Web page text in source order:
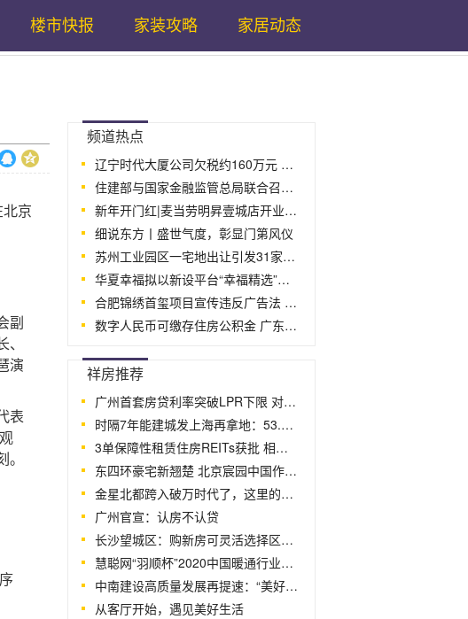
楼市快报 家装攻略 家居动态
京
副
演
表
频道热点
辽宁时代大厦公司欠税约160万元 为ST时
住建部与国家金融监管总局联合召开保交
新年开门红|麦当劳明昇壹城店开业啦！
细说东方丨盛世气度，彰显门第风仪
苏州工业园区一宅地出让引发31家房企争
华夏幸福拟以新设平台“幸福精选”股权
合肥锦绣首玺项目宣传违反广告法 开发
数字人民币可缴存住房公积金 广东首笔
祥房推荐
广州首套房贷利率突破LPR下限 对楼市影
时隔7年能建城发上海再拿地：53.57亿元竞
3单保障性租赁住房REITs获批 相较已上
东四环豪宅新翘楚 北京宸园中国作品发
金星北都跨入破万时代了，这里的全装修好
广州官宣：认房不认贷
长沙望城区：购新房可灵活选择区内学位富
慧聪网“羽顺杯”2020中国暖通行业品牌
中南建设高质量发展再提速：“美好立方”
从客厅开始，遇见美好生活